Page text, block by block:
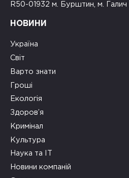
R50-01932 м. Бурштин, м. Галич
НОВИНИ
Україна
Світ
Варто знати
Гроші
Екологія
Здоров’я
Кримінал
Культура
Наука та ІТ
Новини компаній